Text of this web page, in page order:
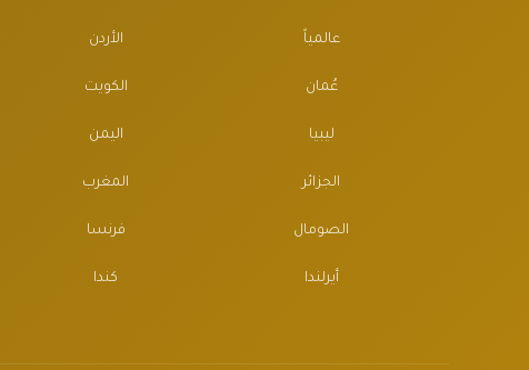
عالمياً الأردن
عُمان الكويت
ليبيا اليمن
الجزائر المغرب
الصومال فرنسا
أيرلندا كندا